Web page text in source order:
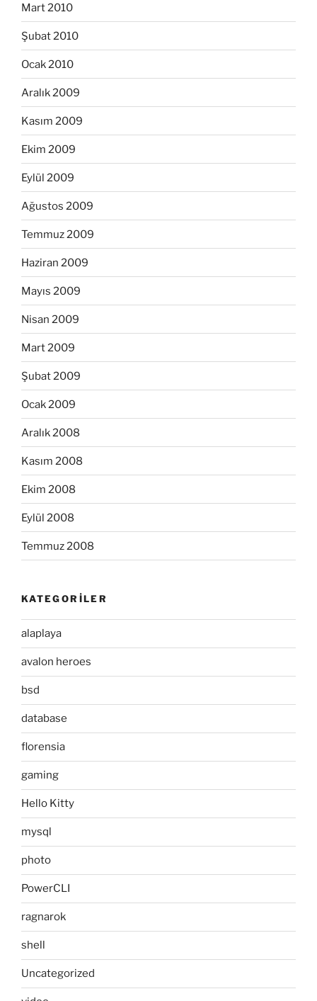
Mart 2010
Şubat 2010
Ocak 2010
Aralık 2009
Kasım 2009
Ekim 2009
Eylül 2009
Ağustos 2009
Temmuz 2009
Haziran 2009
Mayıs 2009
Nisan 2009
Mart 2009
Şubat 2009
Ocak 2009
Aralık 2008
Kasım 2008
Ekim 2008
Eylül 2008
Temmuz 2008
KATEGORILER
alaplaya
avalon heroes
bsd
database
florensia
gaming
Hello Kitty
mysql
photo
PowerCLI
ragnarok
shell
Uncategorized